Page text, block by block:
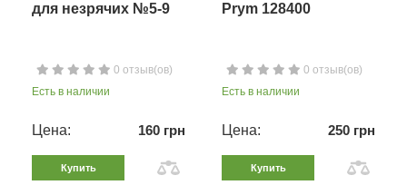
для незрячих №5-9
0 отзыв(ов)
Есть в наличии
Цена: 160 грн
Купить
Prym 128400
0 отзыв(ов)
Есть в наличии
Цена: 250 грн
Купить